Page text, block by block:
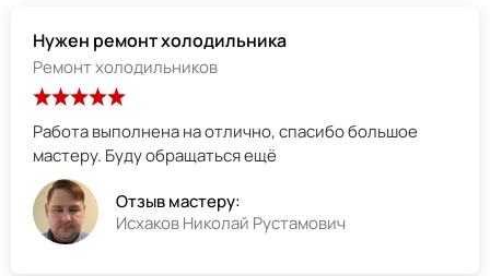
Нужен ремонт холодильника
Ремонт холодильников
Работа выполнена на отлично, спасибо большое
мастеру. Буду обращаться ещё
Отзыв мастеру:
Исхаков Николай Рустамович